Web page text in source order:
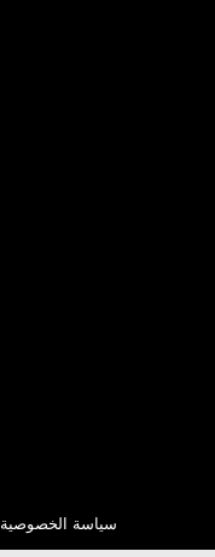
سياسة الخصوصية